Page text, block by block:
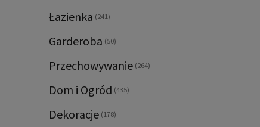
Łazienka (241)
Garderoba (50)
Przechowywanie (264)
Dom i Ogród (435)
Dekoracje (178)